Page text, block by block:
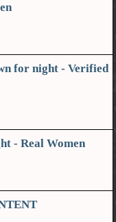
for night - Verified
- Real Women